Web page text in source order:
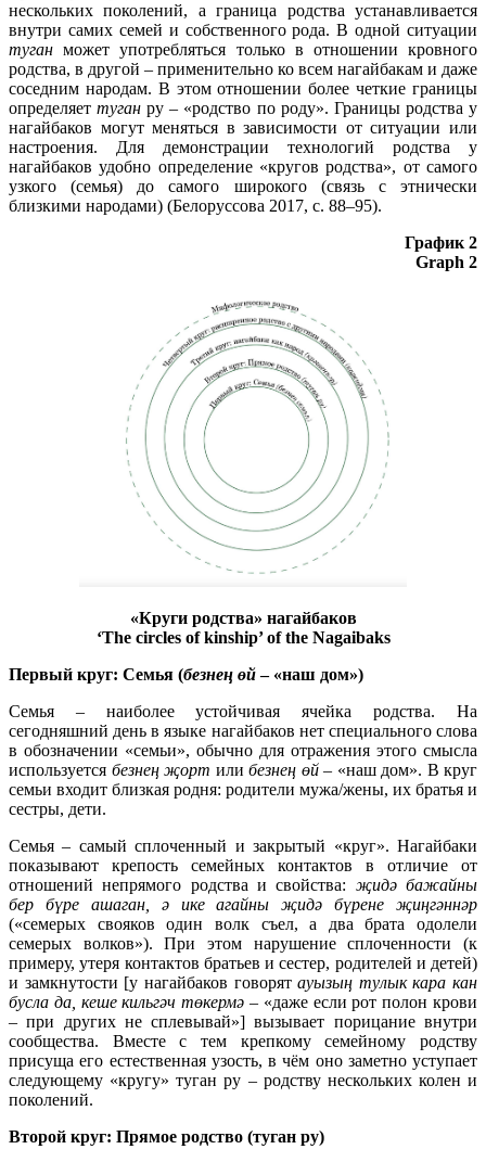
нескольких поколений, а граница родства устанавливается
внутри самих семей и собственного рода. В одной ситуации
туганможет употребляться только в отношении кровного
родства, в другой – применительно ко всем нагайбакам и даже
соседним народам. В этом отношении более четкие границы
определяеттуганру – «родство по роду». Границы родства у
нагайбаков могут меняться в зависимости от ситуации или
настроения. Для демонстрации технологий родства у
нагайбаков удобно определение «кругов родства», от самого
узкого (семья) до самого широкого (связь с этнически
близкими народами) (Белоруссова 2017, c. 88–95).
График 2
Graph 2
«Круги родства» нагайбаков
‘The circles of kinship’ of the Nagaibaks
Первый круг: Семья (безнең өй– «наш дом»)
Семья – наиболее устойчивая ячейка родства. На
сегодняшний день в языке нагайбаков нет специального слова
в обозначении «семьи», обычно для отражения этого смысла
используется безнең җорт или безнең өй– «наш дом». В круг
семьи входит близкая родня: родители мужа/жены, их братья и
сестры, дети.
Семья – самый сплоченный и закрытый «круг». Нагайбаки
показывают крепость семейных контактов в отличие от
отношений непрямого родства и свойства: җидә бажайны
бер бүре ашаган, ә ике агайны җидә бүрене җиңгәннәр
(«семерых свояков один волк съел, а два брата одолели
семерых волков»). При этом нарушение сплоченности (к
примеру, утеря контактов братьев и сестер, родителей и детей)
и замкнутости [у нагайбаков говорятауызың тулык кара кан
бусла да, кеше кильгәч төкермә – «даже если рот полон крови
– при других не сплевывай»] вызывает порицание внутри
сообщества. Вместе с тем крепкому семейному родству
присуща его естественная узость, в чём оно заметно уступает
следующему «кругу» туган ру – родству нескольких колен и
поколений.
Второй круг: Прямое родство (туган ру)